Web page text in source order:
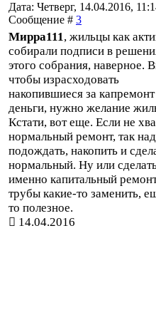
Дата: Четверг, 14.04.2016,
Сообщение # 3
Мирра111, жильцы как
собирали подписи в
этого собрания, наверное.
чтобы израсходовать
накопившиеся за капремонт
деньги, нужно желание
Кстати, вот еще. Если не
нормальный ремонт, так
подождать, накопить и
нормальный. Ну или
именно капитальный
трубы какие-то заменить,
то полезное.
14.04.2016